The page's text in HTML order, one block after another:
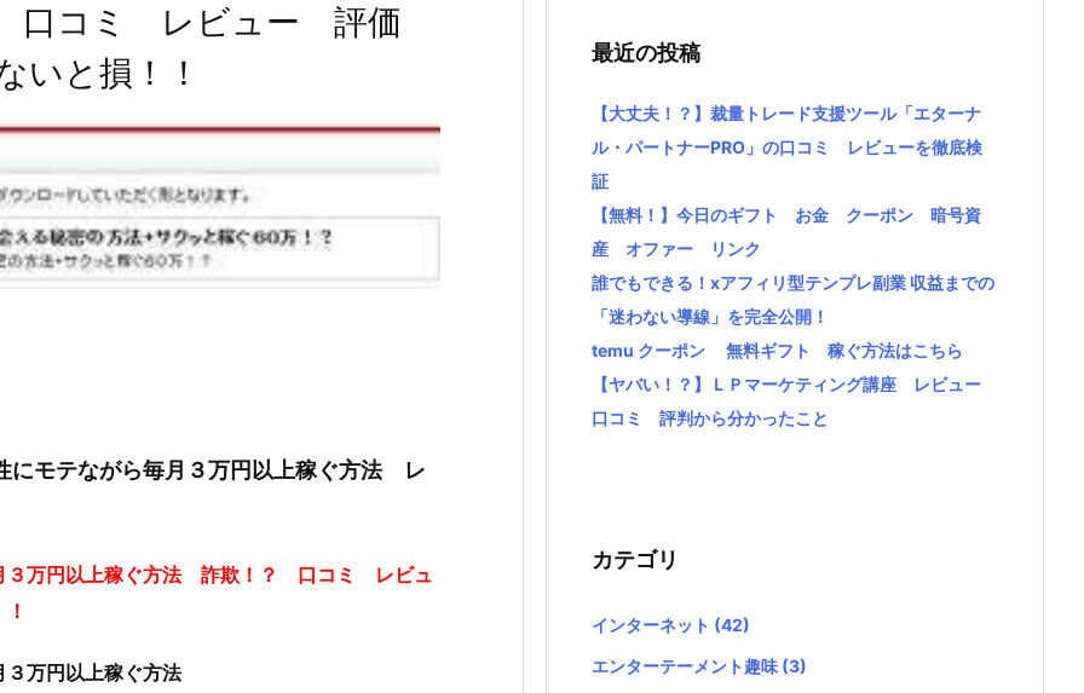
口コミ レビュー 評価
と損！！
モテながら毎月３万円以上稼ぐ方法 レ
３万円以上稼ぐ方法 詐欺！？ 口コミ レビュ
万円以上稼ぐ方法
最近の投稿
【大丈夫！？】裁量トレード支援ツール「エターナ
ル・パートナーPRO」の口コミ レビューを徹底検
証
【無料！】今日のギフト お金 クーポン 暗号資
産 オファー リンク
誰でもできる！xアフィリ型テンプレ副業 収益までの
「迷わない導線」を完全公開！
temu クーポン 無料ギフト 稼ぐ方法はこちら
【ヤバい！？】ＬＰマーケティング講座 レビュー
口コミ 評判から分かったこと
カテゴリ
インターネット (42)
エンターテーメント趣味 (3)